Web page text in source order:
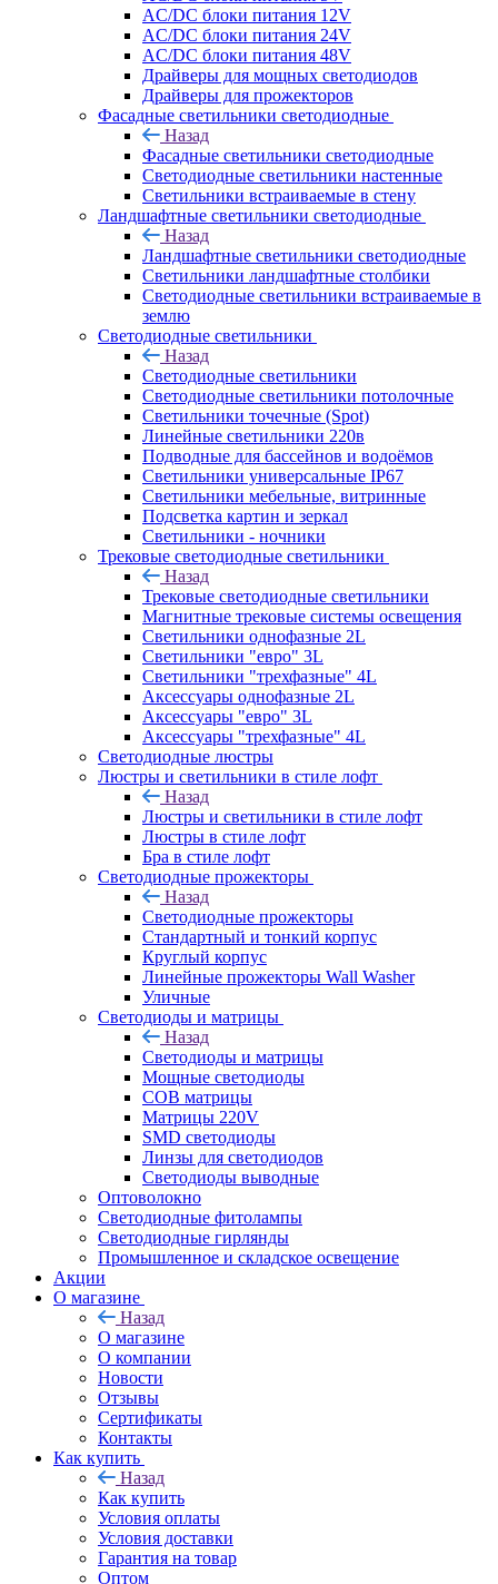
AC/DC блоки питания 12V
AC/DC блоки питания 24V
AC/DC блоки питания 48V
Драйверы для мощных светодиодов
Драйверы для прожекторов
Фасадные светильники светодиодные
Назад
Фасадные светильники светодиодные
Светодиодные светильники настенные
Светильники встраиваемые в стену
Ландшафтные светильники светодиодные
Назад
Ландшафтные светильники светодиодные
Светильники ландшафтные столбики
Светодиодные светильники встраиваемые в
землю
Светодиодные светильники
Назад
Светодиодные светильники
Светодиодные светильники потолочные
Светильники точечные (Spot)
Линейные светильники 220в
Подводные для бассейнов и водоёмов
Светильники универсальные IP67
Светильники мебельные, витринные
Подсветка картин и зеркал
Светильники - ночники
Трековые светодиодные светильники
Назад
Трековые светодиодные светильники
Магнитные трековые системы освещения
Светильники однофазные 2L
Светильники "евро" 3L
Светильники "трехфазные" 4L
Аксессуары однофазные 2L
Аксессуары "евро" 3L
Аксессуары "трехфазные" 4L
Светодиодные люстры
Люстры и светильники в стиле лофт
Назад
Люстры и светильники в стиле лофт
Люстры в стиле лофт
Бра в стиле лофт
Светодиодные прожекторы
Назад
Светодиодные прожекторы
Стандартный и тонкий корпус
Круглый корпус
Линейные прожекторы Wall Washer
Уличные
Светодиоды и матрицы
Назад
Светодиоды и матрицы
Мощные светодиоды
COB матрицы
Матрицы 220V
SMD светодиоды
Линзы для светодиодов
Светодиоды выводные
Оптоволокно
Светодиодные фитолампы
Светодиодные гирлянды
Промышленное и складское освещение
Акции
О магазине
Назад
О магазине
О компании
Новости
Отзывы
Сертификаты
Контакты
Как купить
Назад
Как купить
Условия оплаты
Условия доставки
Гарантия на товар
Оптом